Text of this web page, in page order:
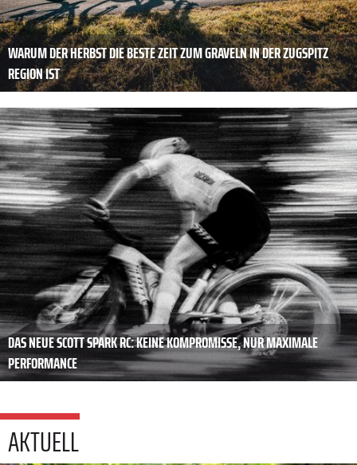
WARUM DER HERBST DIE BESTE ZEIT ZUM GRAVELN IN DER ZUGSPITZ
REGION IST
DAS NEUE SCOTT SPARK RC: KEINE KOMPROMISSE, NUR MAXIMALE
PERFORMANCE
AKTUELL